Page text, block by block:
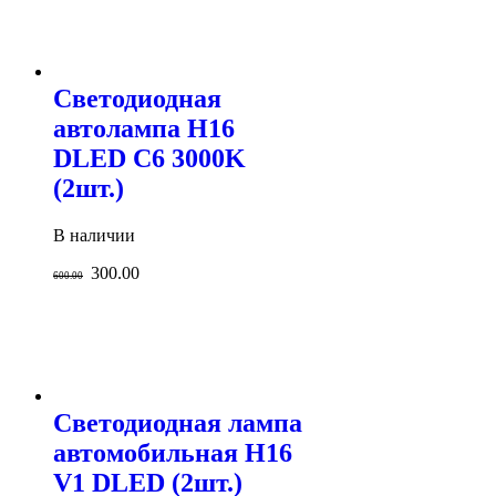
Светодиодная
автолампа H16
DLED C6 3000K
(2шт.)
В наличии
600.00 300.00
Светодиодная лампа
автомобильная H16
V1 DLED (2шт.)